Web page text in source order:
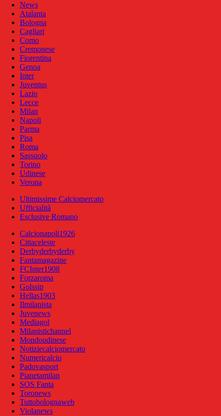
News
Atalanta
Bologna
Cagliari
Como
Cremonese
Fiorentina
Genoa
Inter
Juventus
Lazio
Lecce
Milan
Napoli
Parma
Pisa
Roma
Sassuolo
Torino
Udinese
Verona
Ultimissime Calciomercato
Ufficialità
Esclusive Romano
Calcionapoli1926
Cittaceleste
Derbyderbyderby
Fantamagazine
FCInter1908
Forzaroma
Golssip
Hellas1903
Ilmilanista
Juvenews
Mediagol
Milanistichannel
Mondoudinese
Notiziecalciomercato
Numericalcio
Padovasport
Pianetamilan
SOS Fanta
Toronews
Tuttobolognaweb
Violanews